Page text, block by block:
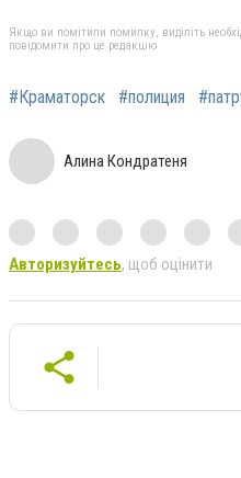
Якщо ви помітили помилку, виділіть
повідомити про це редакцію
#Краматорск #полиция
Алина Кондратеня
Авторизуйтесь, щоб оцінити